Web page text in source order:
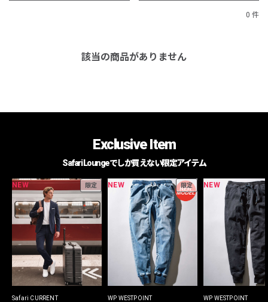
0 件
該当の商品がありません
Exclusive Item
Safari Loungeでしか買えない限定アイテム
NEW 限定
Safari CURRENT
NEW 限定
WP WESTPOINT
NEW
WP WESTPOINT